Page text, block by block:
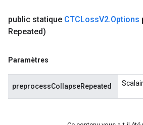
public statique CTCLossV2.Options
Repeated)
Paramètres
preprocessCollapseRepeated